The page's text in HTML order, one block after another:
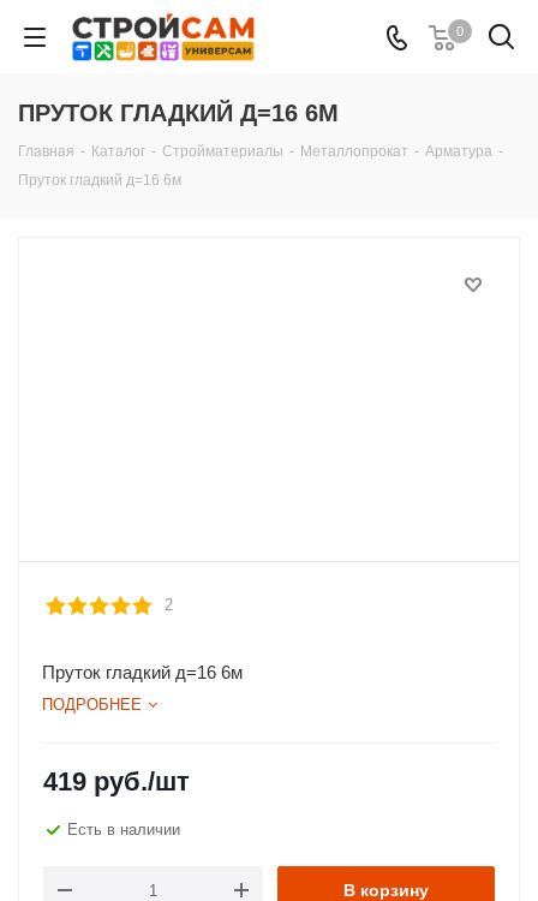
0
ПРУТОК ГЛАДКИЙ Д=16 6М
Главная - Каталог - Стройматериалы - Металлопрокат - Арматура -
Пруток гладкий д=16 6м
2
Пруток гладкий д=16 6м
ПОДРОБНЕЕ
419 руб./шт
Есть в наличии
В корзину